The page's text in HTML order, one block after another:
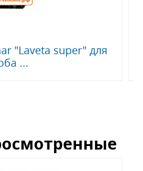
"Laveta super" для
...